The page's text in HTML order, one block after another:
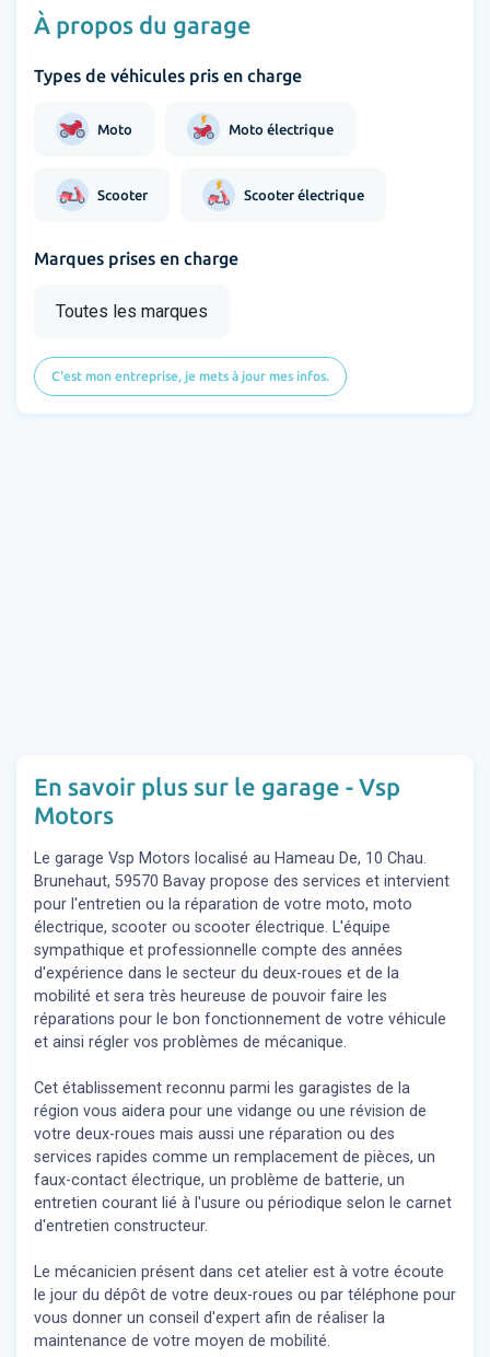
À propos du garage
Types de véhicules pris en charge
Moto Moto électrique
Scooter Scooter électrique
Marques prises en charge
Toutes les marques
C'est mon entreprise, je mets à jour mes infos.
En savoir plus sur le garage - Vsp
Motors
Le garage Vsp Motors localisé au Hameau De, 10 Chau.
Brunehaut, 59570 Bavay propose des services et intervient
pour l'entretien ou la réparation de votre moto, moto
électrique, scooter ou scooter électrique. L'équipe
sympathique et professionnelle compte des années
d'expérience dans le secteur du deux-roues et de la
mobilité et sera très heureuse de pouvoir faire les
réparations pour le bon fonctionnement de votre véhicule
et ainsi régler vos problèmes de mécanique.
Cet établissement reconnu parmi les garagistes de la
région vous aidera pour une vidange ou une révision de
votre deux-roues mais aussi une réparation ou des
services rapides comme un remplacement de pièces, un
faux-contact électrique, un problème de batterie, un
entretien courant lié à l'usure ou périodique selon le carnet
d'entretien constructeur.
Le mécanicien présent dans cet atelier est à votre écoute
le jour du dépôt de votre deux-roues ou par téléphone pour
vous donner un conseil d'expert afin de réaliser la
maintenance de votre moyen de mobilité.